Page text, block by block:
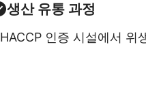
생산 유통 과정
HACCP 인증 시설에서 위